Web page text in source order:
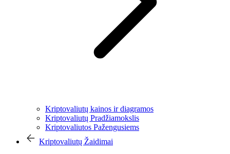
Kriptovaliutų kainos ir diagramos
Kriptovaliutų Pradžiamokslis
Kriptovaliutos Pažengusiems
Kriptovaliutų Žaidimai